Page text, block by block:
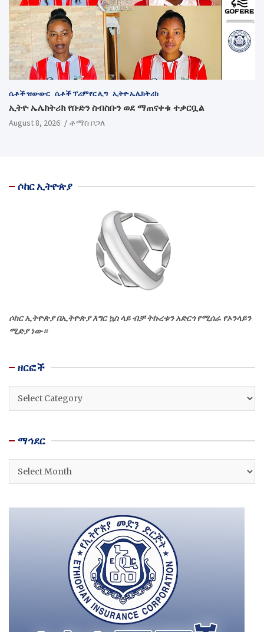
ሴቶች ዝውውር ሴቶች ፕሪምየር ሊግ ኢትዮ ኤሌክትሪክ
ኢትዮ ኤሌክትሪክ የቡድን ስብስቡን ወደ ማጠናቀቁ ተቃርቧል
August 8, 2026 ቶማስ ቦጋለ
ሶከር ኢትዮጵያ
ሶከር ኢትዮጵያ በኢትዮጵያ እግር ኳስ ላይ ብቻ ትኩረቱን አድርጎ የሚሰራ የኦንላይን
ሚድያ ነው።
ዘርፎች
ዘርፎች
ማኅደር
ማኅደር